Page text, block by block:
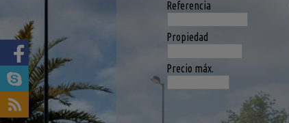
Referencia
Propiedad
Precio máx.